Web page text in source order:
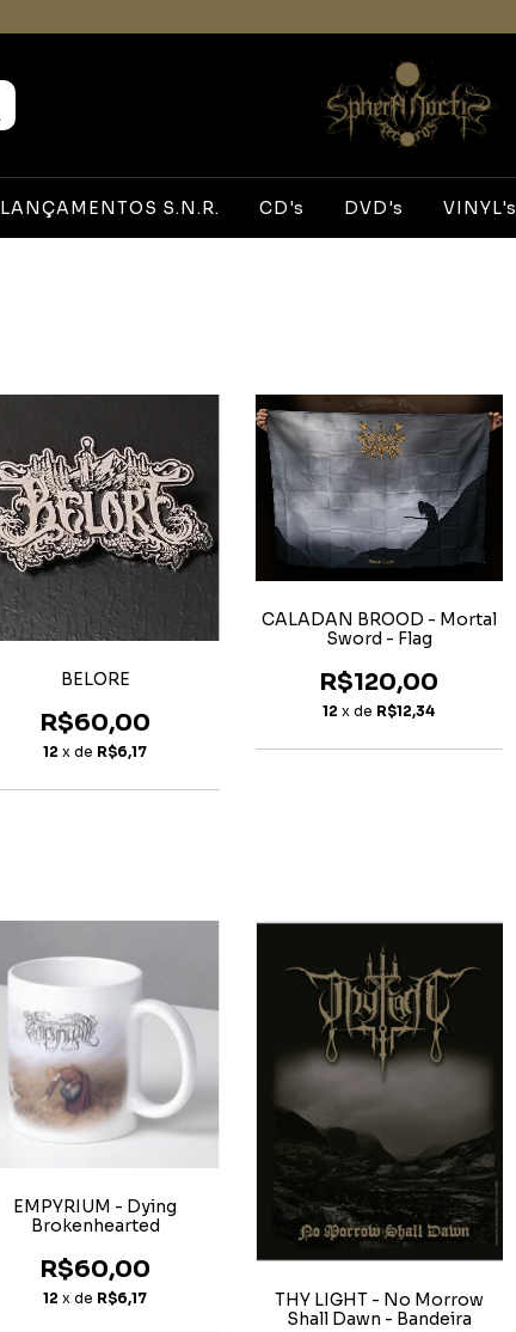
LANÇAMENTOS S.N.R. CD's DVD's VINYL's
BELORE
R$60,00
12 x de R$6,17
CALADAN BROOD - Mortal
Sword - Flag
R$120,00
12 x de R$12,34
EMPYRIUM - Dying
Brokenhearted
R$60,00
12 x de R$6,17
THY LIGHT - No Morrow
Shall Dawn - Bandeira